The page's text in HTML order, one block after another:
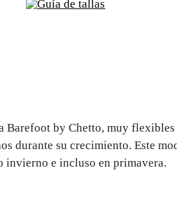
Guía de tallas
by Chetto, muy
durante su crecimiento. Este
invierno e incluso en primavera.